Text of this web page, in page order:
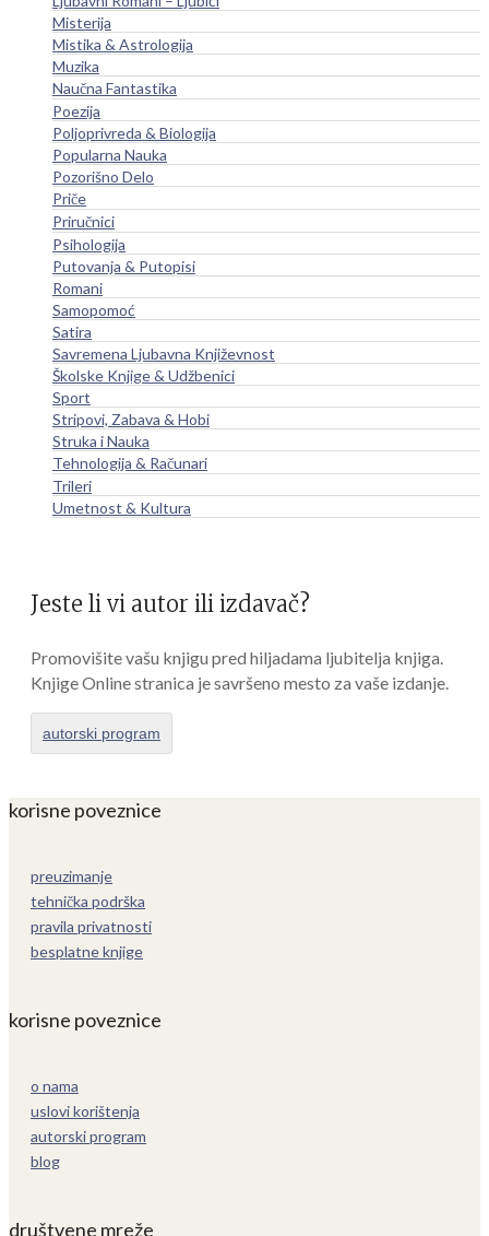
Misterija
Mistika & Astrologija
Muzika
Naučna Fantastika
Poezija
Poljoprivreda & Biologija
Popularna Nauka
Pozorišno Delo
Priče
Priručnici
Psihologija
Putovanja & Putopisi
Romani
Samopomoć
Satira
Savremena Ljubavna Književnost
Školske Knjige & Udžbenici
Sport
Stripovi, Zabava & Hobi
Struka i Nauka
Tehnologija & Računari
Trileri
Umetnost & Kultura
Jeste li vi autor ili izdavač?
Promovišite vašu knjigu pred hiljadama ljubitelja knjiga.
Knjige Online stranica je savršeno mesto za vaše izdanje.
autorski program
korisne poveznice
preuzimanje
tehnička podrška
pravila privatnosti
besplatne knjige
korisne poveznice
o nama
uslovi korištenja
autorski program
blog
društvene mreže